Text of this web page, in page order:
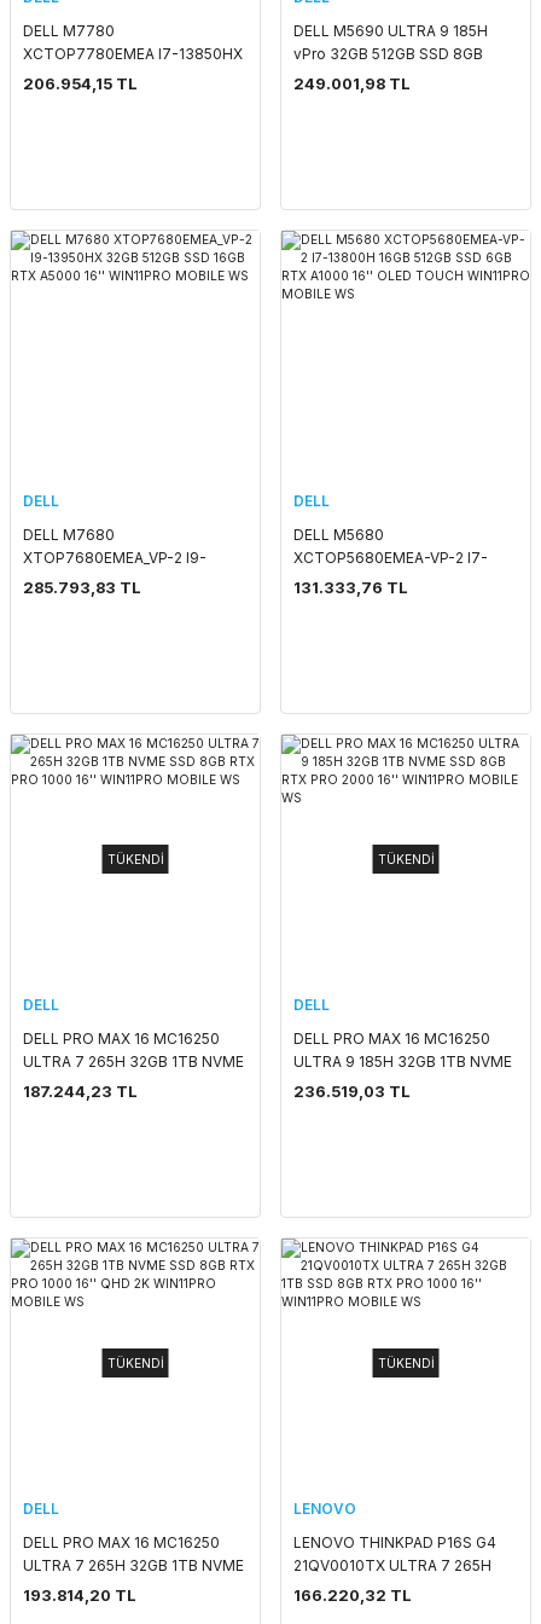
DELL M7780
XCTOP7780EMEA I7-13850HX
32GB NVME 512GB SSD 12GB
206.954,15 TL
DELL M5690 ULTRA 9 185H
vPro 32GB 512GB SSD 8GB
RTX2000 ADA 16'' OLED
249.001,98 TL
DELL
DELL M7680
XTOP7680EMEA_VP-2 I9-
13950HX 32GB 512GB SSD
285.793,83 TL
DELL
DELL M5680
XCTOP5680EMEA-VP-2 I7-
13800H 16GB 512GB SSD 6GB
131.333,76 TL
TÜKENDİ
DELL
DELL PRO MAX 16 MC16250
ULTRA 7 265H 32GB 1TB NVME
SSD 8GB RTX PRO 1000 16''
187.244,23 TL
TÜKENDİ
DELL
DELL PRO MAX 16 MC16250
ULTRA 9 185H 32GB 1TB NVME
SSD 8GB RTX PRO 2000 16''
236.519,03 TL
TÜKENDİ
DELL
DELL PRO MAX 16 MC16250
ULTRA 7 265H 32GB 1TB NVME
SSD 8GB RTX PRO 1000 16''
193.814,20 TL
TÜKENDİ
LENOVO
LENOVO THINKPAD P16S G4
21QV0010TX ULTRA 7 265H
32GB 1TB SSD 8GB RTX PRO
166.220,32 TL